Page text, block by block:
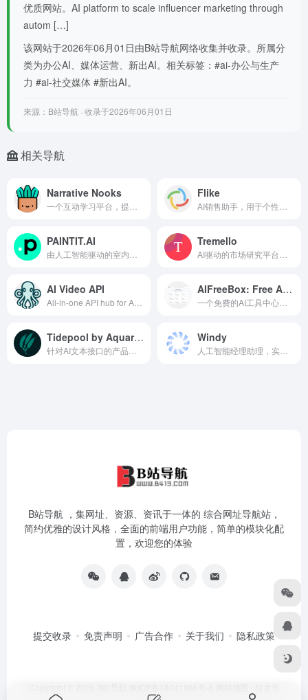
优质网站。AI platform to scale influencer marketing through
autom […]
该网站于2026年06月01日由B站导航网络收集并收录。所属分
类为办公AI、媒体运营、新出AI。相关标签：#ai-办公与生产
力 #ai-社交媒体 #新出AI。
来源：B站导航 · 收录于2026年06月01日
相关导航
Narrative Nooks Flike
PAINTIT.AI Tremello
AI Video API AIFreeBox: Free AI Tools
Tidepool by Aquarium Windy
B站导航 ，集网址、资源、资讯于一体的 综合网址导航站，
简约优雅的设计风格，全面的前端用户功能，简单的模块化配
置，欢迎您的体验
提交收录 免责声明 广告合作 关于我们 隐私政策